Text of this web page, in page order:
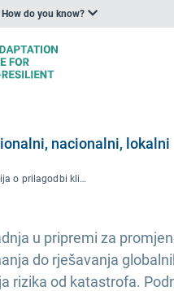
do you know?
nacionalni, lokalni
Europska konferencija o prilagodbi klimatskim promjenama (ECCA) 2019.
u pripremi za
do rješavanja
rizika od katastrofa.